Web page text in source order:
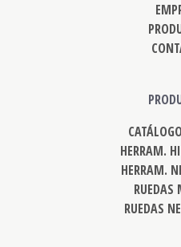
HERRAM.
HERRAM.
RUEDAS
RUEDAS